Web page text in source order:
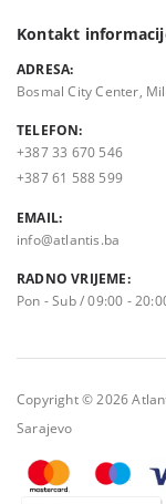
Kontakt
ADRESA:
Bosmal City Center,
TELEFON:
+387 33 670 546
+387 61 588 599
EMAIL:
info@atlantis.ba
RADNO VRIJEME:
Pon - Sub / 09:00 -
Copyright © 2026
Sarajevo